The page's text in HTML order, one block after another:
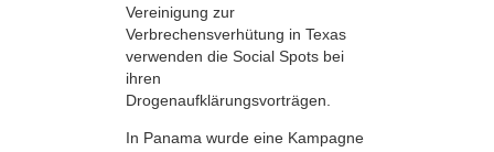
Vereinigung zur
Verbrechensverhütung in Texas
verwenden die Social Spots bei
ihren
Drogenaufklärungsvorträgen.
In Panama wurde eine Kampagne